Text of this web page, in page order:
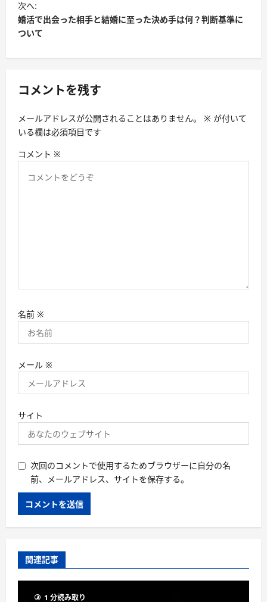
ゲ
ー
ン
次へ:
婚活で出会った相手と結婚に至った決め手は何？判断基準に
ついて
コメントを残す
メールアドレスが公開されることはありません。 ※ が付いて
いる欄は必須項目です
コメント ※
名前 ※
メール ※
サイト
次回のコメントで使用するためブラウザーに自分の名
前、メールアドレス、サイトを保存する。
関連記事
1 分読み取り